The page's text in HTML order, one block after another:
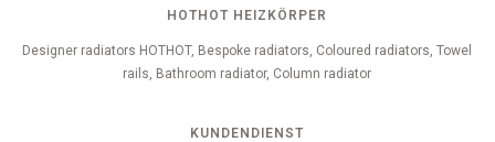
HOTHOT HEIZKÖRPER
Designer radiators HOTHOT, Bespoke radiators, Coloured radiators, Towel
rails, Bathroom radiator, Column radiator
KUNDENDIENST